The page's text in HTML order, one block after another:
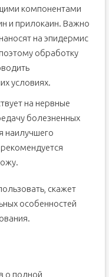
компонентами
и прилокаин. Важно
на эпидермис
обработку
условиях.
на нервные
болезненных
наилучшего
скажет
особенностей
о полной